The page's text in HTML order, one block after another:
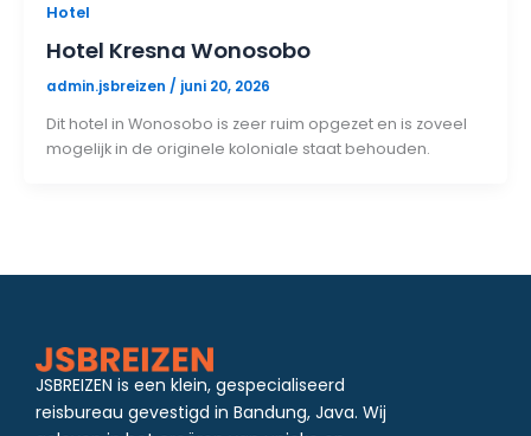
Hotel
Hotel Kresna Wonosobo
admin.jsbreizen / juni 20, 2026
Dit hotel in Wonosobo is zeer ruim opgezet en is zoveel
mogelijk in de originele koloniale staat behouden.
JSBREIZEN is een klein, gespecialiseerd
reisbureau gevestigd in Bandung, Java. Wij